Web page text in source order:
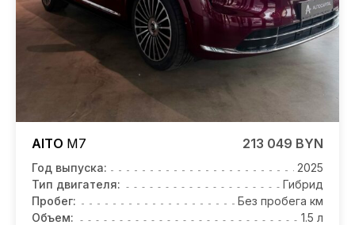
AITO M7 213 049 BYN
Год выпуска:
2025
Тип двигателя:
Гибрид
Пробег:
Без пробега км
Объем:
1.5 л